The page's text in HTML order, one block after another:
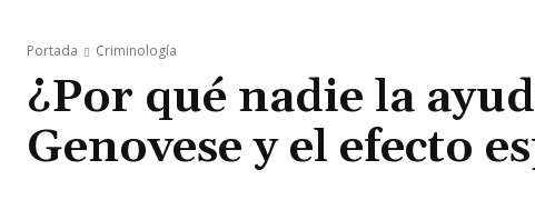
Portada Criminología
¿Por qué nadie la
Genovese y el efecto